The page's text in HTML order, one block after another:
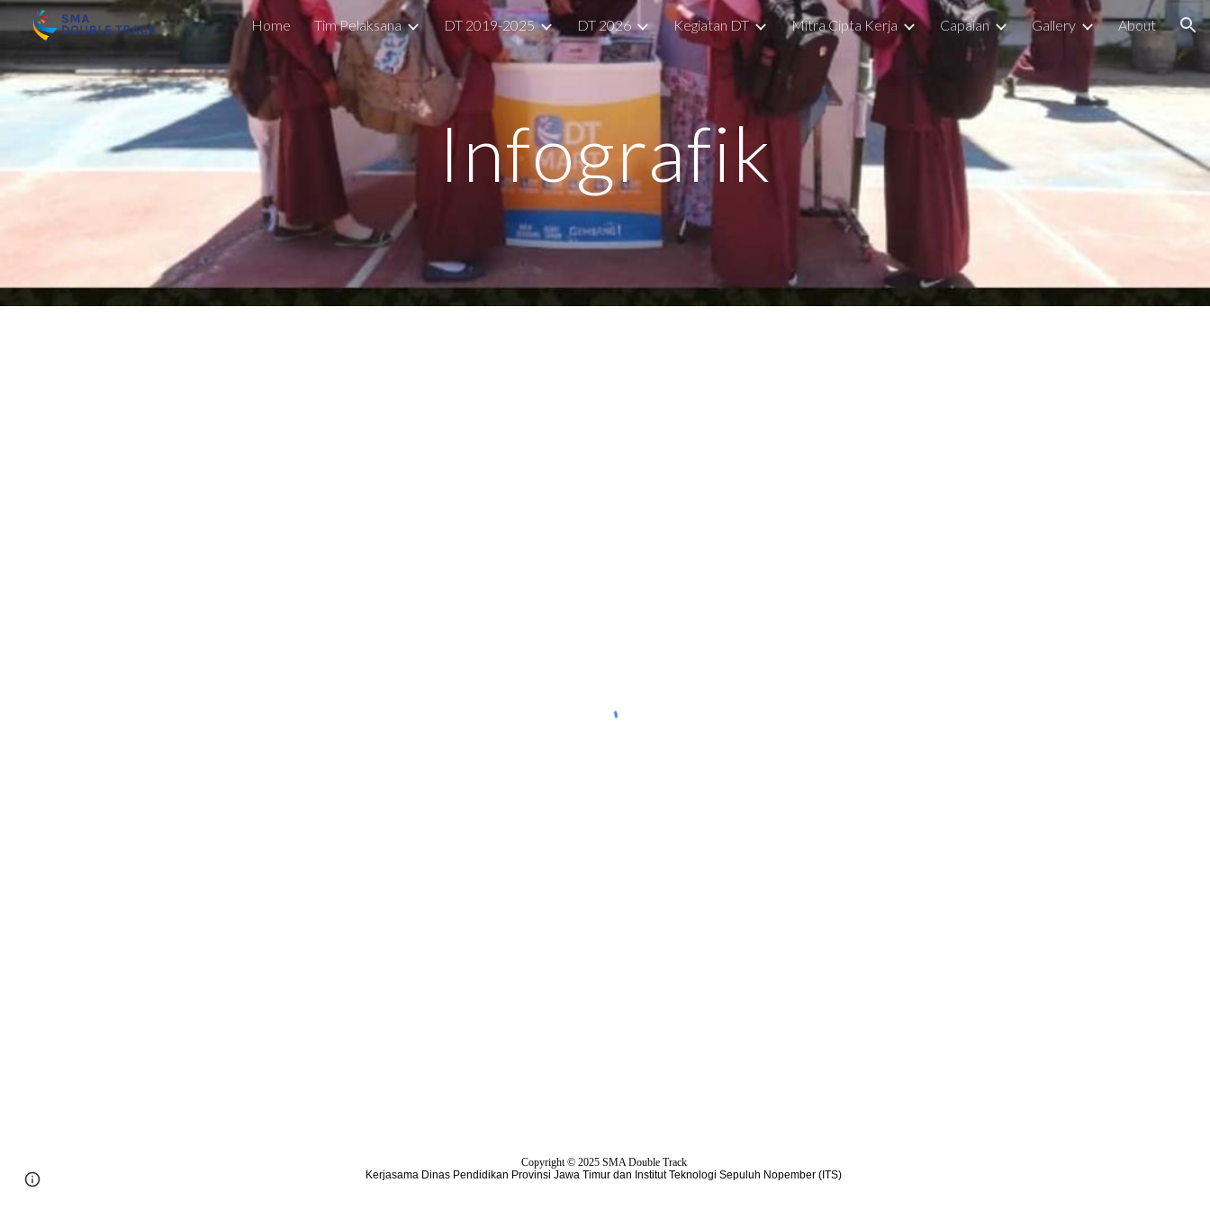
Skip to main content Skip to navigation
Home Tim Pelaksana DT 2019-2025 DT 2026 Kegiatan DT Mitra Cipta Kerja Capaian Gallery About
Infografik
Copyright © 2025 SMA Double Track
Kerjasama Dinas Pendidikan Provinsi Jawa Timur dan Institut Teknologi Sepuluh Nopember (ITS)